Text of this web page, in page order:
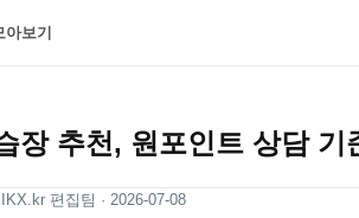
보기
장 추천, 원포인트 상담 기
IKX.kr 편집팀 · 2026-07-08